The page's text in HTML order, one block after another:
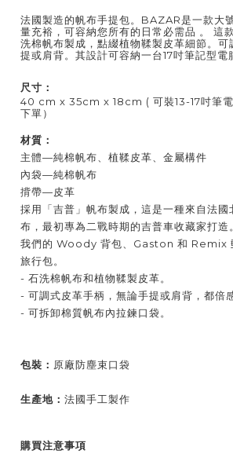
法國製造的帆布手提包。BAZAR是一款大
量充裕，可容納您所有的日常必需品 。 這
洗棉帆布製成，點綴植物鞣製皮革細節。可
提或肩背。其設計可容納一台17吋筆記型電
尺寸：
40 cm x 35cm x 18cm ( 可裝13-17吋筆電
下單）
材質：
主體—純棉帆布、植鞣皮革、金屬構件
內袋—純棉帆布
揹帶—皮革
採用「吉普」帆布製成，這是一種來自法國
布，最初專為二戰時期的吉普車收藏家打造
我們的 Woody 背包、Gaston 和 Remix
旅行包。
- 石洗棉帆布和植物鞣製皮革。
- 可調式皮革手柄，無論手提或肩背，都倍
- 可拆卸棉質帆布內拉鍊口袋。
包裝： 原廠防塵束口袋
生產地： 法國手工製作
購買注意事項